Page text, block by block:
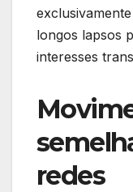
longos lapsos
interesses
redes